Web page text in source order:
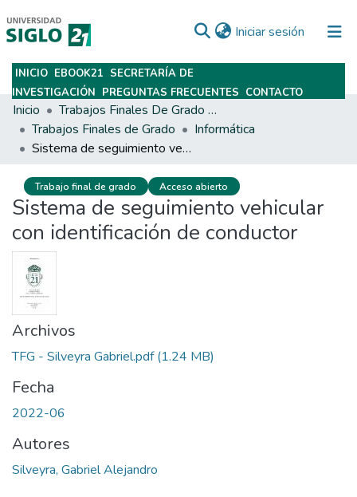
Iniciar sesión (current)
Subir
INICIO EBOOK21 SECRETARÍA DE
INVESTIGACIÓN PREGUNTAS FRECUENTES CONTACTO
Inicio
Trabajos Finales De Grado Y Posgrado
Trabajos Finales de Grado
Informática
Sistema de seguimiento vehicular con identificación de conductor
Trabajo final de grado Acceso abierto
Sistema de seguimiento vehicular
con identificación de conductor
Archivos
TFG - Silveyra Gabriel.pdf(1.24 MB)
Fecha
2022-06
Autores
Silveyra, Gabriel Alejandro